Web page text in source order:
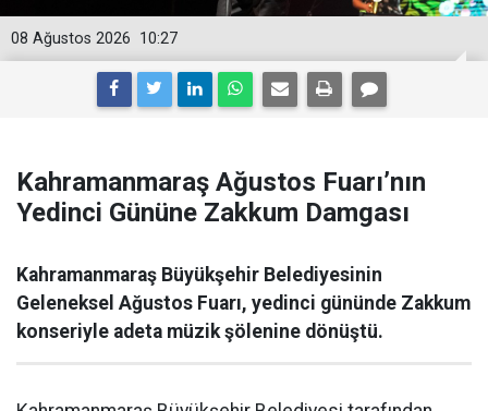
10:27
08 Ağustos 2026
Kahramanmaraş Ağustos Fuarı’nın
Yedinci Gününe Zakkum Damgası
Kahramanmaraş Büyükşehir Belediyesinin
Geleneksel Ağustos Fuarı, yedinci gününde Zakkum
konseriyle adeta müzik şölenine dönüştü.